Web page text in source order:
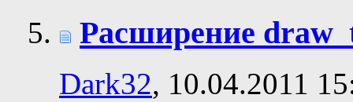
Расширение
Dark32, 10.04.2011